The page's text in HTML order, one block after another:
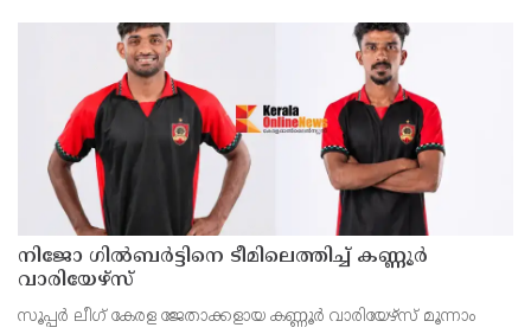
നിജോ ഗിൽബർട്ടിനെ ടീമിലെത്തിച്ച് കണ്ണൂർ
വാരിയേഴ്സ്
സൂപ്പർ ലീഗ് കേരള ജേതാക്കളായ കണ്ണൂർ വാരിയേഴ്‌സ് മൂന്നാം